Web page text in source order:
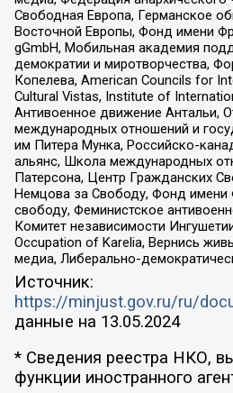
Свободная Европа, Германское
Восточной Европы, Фонд имени
gGmbH, Мобильная академия
демократии и миротворчества,
Копелева, American Councils for
Cultural Vistas, Institute of
Антивоенное движение Антальи,
международных отношений и
им Питера Мунка, Российско-
альянс, Школа международных
Патерсона, Центр Гражданских
Немцова за Свободу, Фонд имени
свободу, Феминистское
Комитет независимости
Occupation of Karelia, Вернись
медиа, Либерально-
Источник:
https://minjust.gov.ru/ru/
данные на 13.05.2024
* Сведения реестра НКО,
функции иностранного